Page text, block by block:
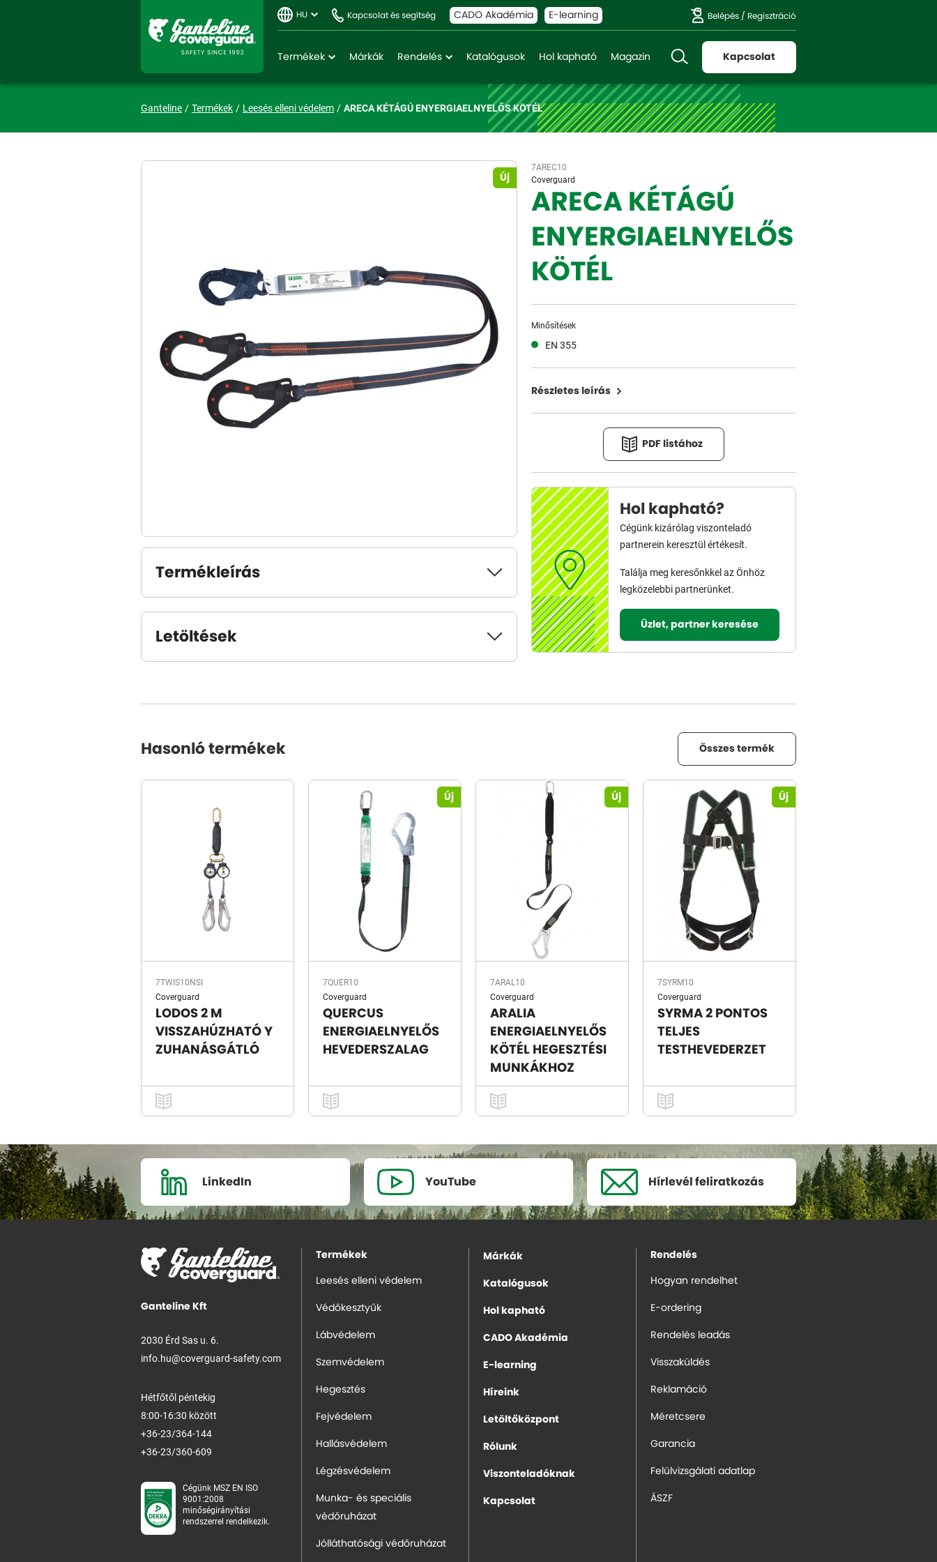
HU Kapcsolat és segítség CADO Akadémia E-learning Belépés / Regisztráció
Termékek Márkák Rendelés Katalógusok Hol kapható Magazin Kapcsolat
Ganteline Termékek Leesés elleni védelem ARECA KÉTÁGÚ ENYERGIAELNYELŐS KÖTÉL
Új
Termékleírás
Letöltések
7AREC10
Coverguard
ARECA KÉTÁGÚ
ENYERGIAELNYELŐS
KÖTÉL
Minősítések
EN 355
Részletes leírás
PDF listához
Hol kapható?
Cégünk kizárólag viszonteladó
partnerein keresztül értékesít.
Találja meg keresőnkkel az Önhöz
legközelebbi partnerünket.
Üzlet, partner keresése
Hasonló termékek Összes termék
7TWIS10NSI
Coverguard
LODOS 2 M
VISSZAHÚZHATÓ Y
ZUHANÁSGÁTLÓ
Új
7QUER10
Coverguard
QUERCUS
ENERGIAELNYELŐS
HEVEDERSZALAG
Új
7ARAL10
Coverguard
ARALIA
ENERGIAELNYELŐS
KÖTÉL HEGESZTÉSI
MUNKÁKHOZ
Új
7SYRM10
Coverguard
SYRMA 2 PONTOS
TELJES
TESTHEVEDERZET
LinkedIn YouTube Hírlevél feliratkozás
Ganteline Kft
2030 Érd Sas u. 6.
info.hu@coverguard-safety.com
Hétfőtől péntekig
8:00-16:30 között
+36-23/364-144
+36-23/360-609
Cégünk MSZ EN ISO
9001:2008
minőségirányítási
rendszerrel rendelkezik.
Termékek
Leesés elleni védelem
Védőkesztyűk
Lábvédelem
Szemvédelem
Hegesztés
Fejvédelem
Hallásvédelem
Légzésvédelem
Munka- és speciális
védőruházat
Jólláthatósági védőruházat
Márkák
Katalógusok
Hol kapható
CADO Akadémia
E-learning
Híreink
Letöltőközpont
Rólunk
Viszonteladóknak
Kapcsolat
Rendelés
Hogyan rendelhet
E-ordering
Rendelés leadás
Visszaküldés
Reklamáció
Méretcsere
Garancia
Felülvizsgálati adatlap
ÁSZF